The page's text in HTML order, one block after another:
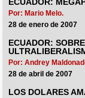
ECUADOR:
Por: Mario Melo.
28 de enero de 2007
ECUADOR:
Por: Andrey
28 de abril de 2007
LOS DOLARES